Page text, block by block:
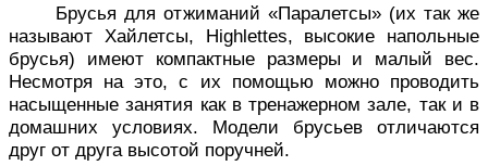
Брусья для отжиманий «Паралетсы» (их так же
называют Хайлетсы, Highlettes, высокие напольные
брусья) имеют компактные размеры и малый вес.
Несмотря на это, с их помощью можно проводить
насыщенные занятия как в тренажерном зале, так и в
домашних условиях. Модели брусьев отличаются
друг от друга высотой поручней.